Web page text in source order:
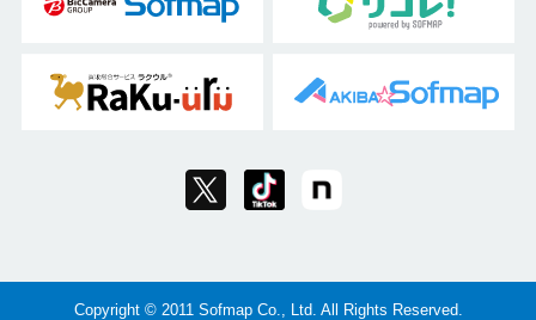
Copyright © 2011 Sofmap Co., Ltd. All Rights Reserved.